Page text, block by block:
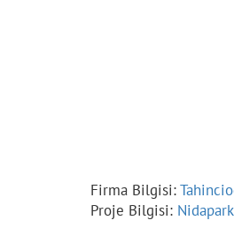
Firma Bilgisi:
Proje Bilgisi: